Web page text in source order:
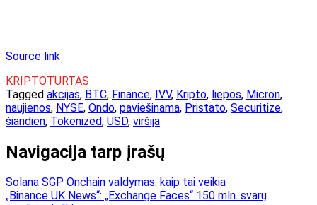
Source link
KRIPTOTURTAS
Tagged akcijas, BTC, Finance, IVV, Kripto, liepos, Micron,
naujienos, NYSE, Ondo, paviešinama, Pristato, Securitize,
šiandien, Tokenized, USD, viršija
Navigacija tarp įrašų
Solana SGP Onchain valdymas: kaip tai veikia
„Binance UK News“: „Exchange Faces“ 150 mln. svarų